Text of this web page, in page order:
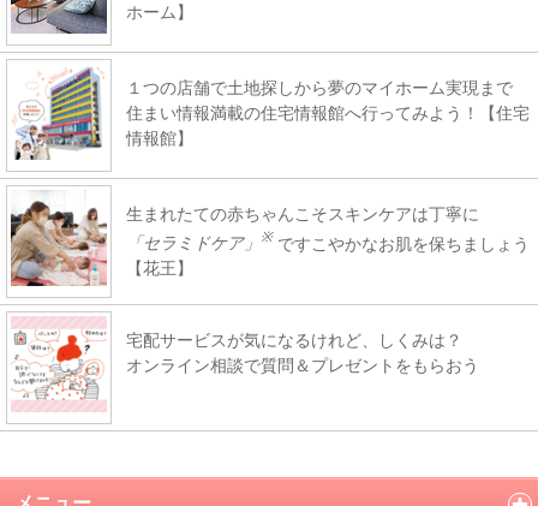
ホーム】
１つの店舗で土地探しから夢のマイホーム実現まで
住まい情報満載の住宅情報館へ行ってみよう！【住宅
情報館】
生まれたての赤ちゃんこそスキンケアは丁寧に
「セラミドケア」
※ ですこやかなお肌を保ちましょう
【花王】
宅配サービスが気になるけれど、しくみは？
オンライン相談で質問＆プレゼントをもらおう